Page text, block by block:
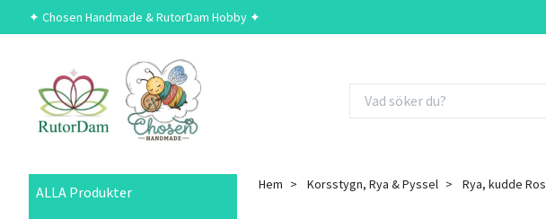
✦ Chosen Handmade & RutorDam Hobby ✦
ALLA Produkter Hem Korsstygn, Rya & Pyssel Rya, kudde Ros